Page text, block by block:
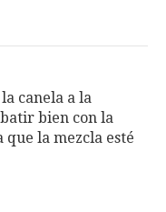
canela a la
bien con la
que la mezcla esté